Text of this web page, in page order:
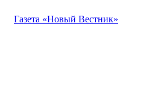
Газета «Новый Вестник»